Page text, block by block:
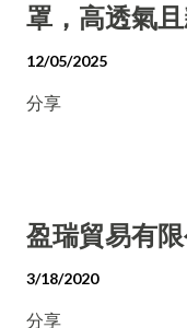
罩，高透氣
12/05/2025
分享
盈瑞貿易有
3/18/2020
分享